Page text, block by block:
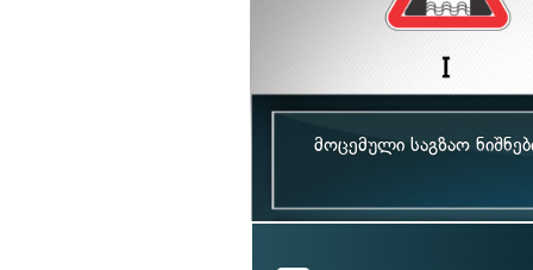
მოცემული საგზაო